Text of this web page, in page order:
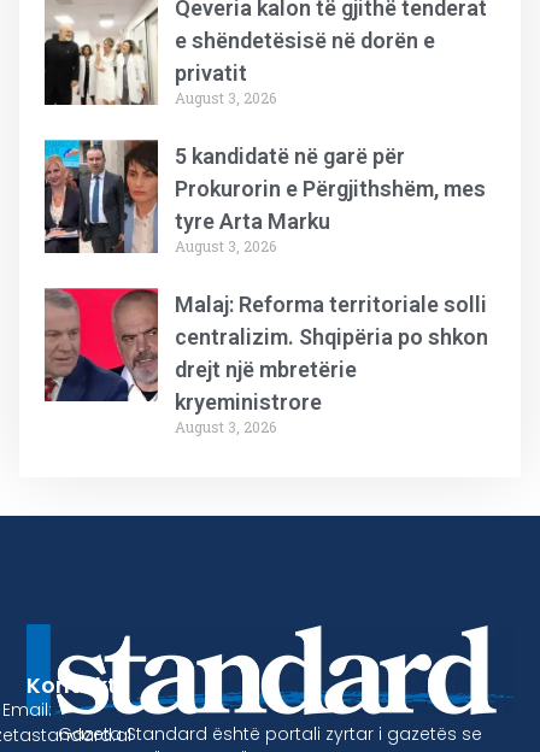
Qeveria kalon të gjithë tenderat
e shëndetësisë në dorën e
privatit
August 3, 2026
5 kandidatë në garë për
Prokurorin e Përgjithshëm, mes
tyre Arta Marku
August 3, 2026
Malaj: Reforma territoriale solli
centralizim. Shqipëria po shkon
drejt një mbretërie
kryeministrore
August 3, 2026
Gazeta Standard është portali zyrtar i gazetës se
Kontakt
Email: